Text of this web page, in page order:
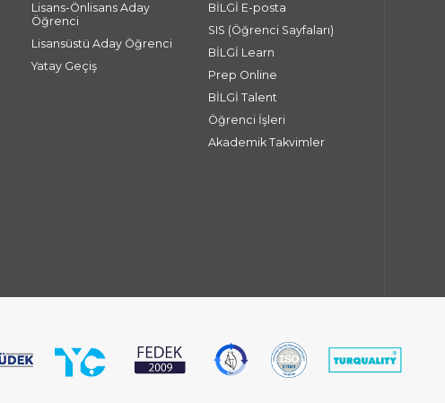
Lisans-Önlisans Aday
Öğrenci
Lisansüstü Aday Öğrenci
Yatay Geçiş
BİLGİ E-posta
SIS (Öğrenci Sayfaları)
BİLGİ Learn
Prep Online
BİLGİ Talent
Öğrenci İşleri
Akademik Takvimler